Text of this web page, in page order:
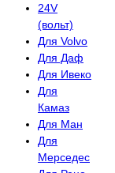
24V
(вольт)
Для Volvo
Для Даф
Для Ивеко
Для
Камаз
Для Ман
Для
Мерседес